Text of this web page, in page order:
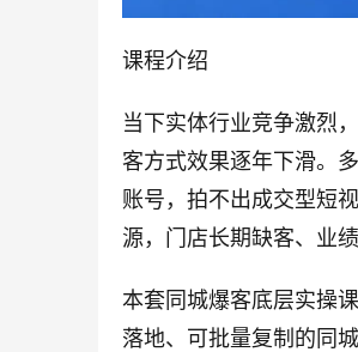
课程介绍
当下实体行业竞争激烈
客方式效果逐年下滑。
账号，拍不出成交型短
源，门店长期缺客、业绩
本套同城爆客底层实操
落地、可批量复制的同